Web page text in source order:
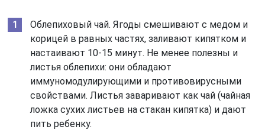
Облепиховый чай. Ягоды смешивают с медом и
корицей в равных частях, заливают кипятком и
настаивают 10-15 минут. Не менее полезны и
листья облепихи: они обладают
иммуномодулирующими и противовирусными
свойствами. Листья заваривают как чай (чайная
ложка сухих листьев на стакан кипятка) и дают
пить ребенку.